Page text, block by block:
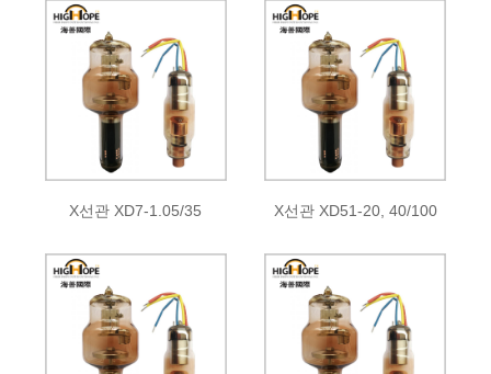
X선관 XD7-1.05/35 X선관 XD51-20, 40/100